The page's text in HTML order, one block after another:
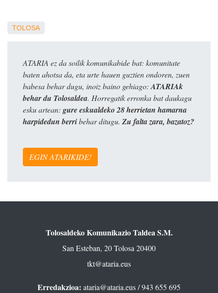
TOLOSA
ATARIA ez da soilik komunikabide bat: komunitate
baten ahotsa da, eta urte hauen guztien ondoren, zuen
babesa behar dugu, inoiz baino gehiago:ATARIAk
behar du Tolosaldea. Horregatik erronka bat daukagu
esku artean: gure eskualdeko 28 herrietan hamarna
harpidedun berribehar ditugu. Zu falta zara, bazatoz?
EGIN ATARIKIDE!
Tolosaldeko Komunikazio Taldea S.M.
San Esteban, 20 Tolosa 20400
tkt@ataria.eus
Erredakzioa: ataria@ataria.eus/ 943 655 695